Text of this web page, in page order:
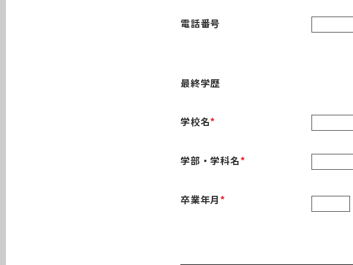
電話番号
最終学歴
学校名*
学部・学科名*
卒業年月*